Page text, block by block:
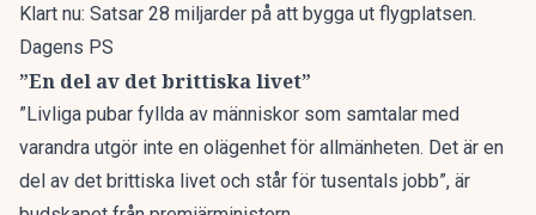
Klart nu: Satsar 28 miljarder på att bygga ut flygplatsen.
Dagens PS
”En del av det brittiska livet”
”Livliga pubar fyllda av människor som samtalar med
varandra utgör inte en olägenhet för allmänheten. Det är en
del av det brittiska livet och står för tusentals jobb”, är